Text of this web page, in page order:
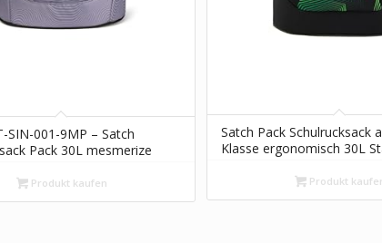
SIN-001-9MP – Satch
Pack 30L mesmerize
Produkt kaufen
Satch Pack Schulrucksack
Klasse ergonomisch 30L
Seismic Green – Schwarz
Produkt